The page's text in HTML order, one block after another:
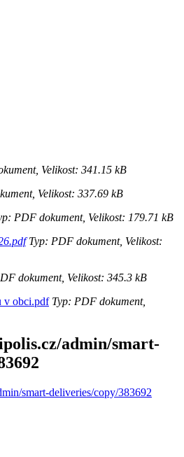
Velikost: 341.15 kB
Velikost: 337.69 kB
PDF dokument, Velikost: 179.71 kB
Typ: PDF dokument, Velikost:
dokument, Velikost: 345.3 kB
v obci.pdfTyp: PDF dokument,
admin/smart-
smart-deliveries/copy/383692